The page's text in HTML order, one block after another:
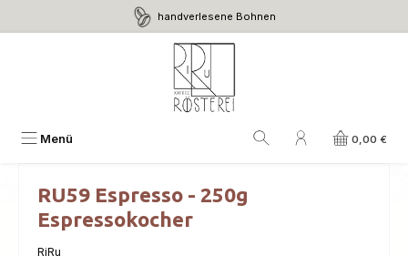
Zum Hauptinhalt springen handverlesene Bohnen
Menü 0,00 €
RU59 Espresso - 250g
Espressokocher
RiRu